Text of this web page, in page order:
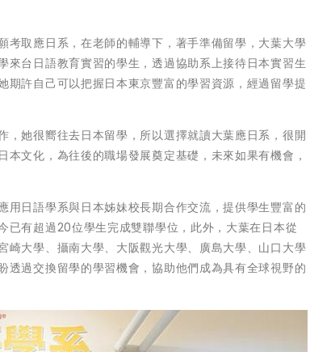
取應日系，在老師的輔導下，著手準備留學，大葉大學
台日語教育實習的學生，透過協助系上接待日本實習生
許自己可以把握日本東京豐富的學習資源，經過留學提
她很嚮往去日本留學，所以選擇就讀大葉應日系，很開
文化，為往後的職場發展奠定基礎，未來如果有機會，
日語學系與日本姊妹校長期合作交流，提供學生豐富的
已有超過20位學生完成雙聯學位，此外，大葉在日本從
大學、攝南大學、大阪觀光大學、廣島大學、山口大學
過交換留學的學習機會，協助他們成為具有全球視野的